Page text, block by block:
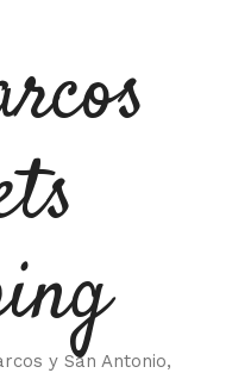
y San Antonio,